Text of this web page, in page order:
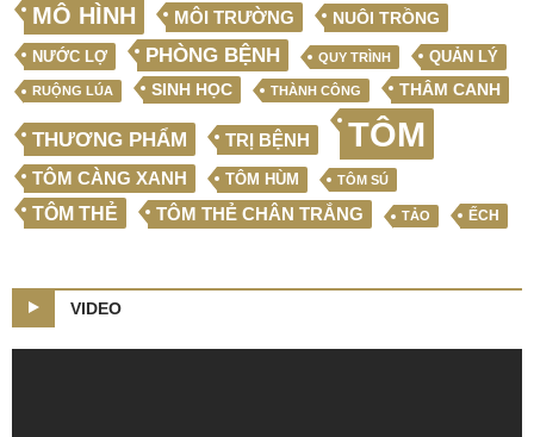
MÔ HÌNH MÔI TRƯỜNG NUÔI TRỒNG
NƯỚC LỢ PHÒNG BỆNH QUY TRÌNH QUẢN LÝ
RUỘNG LÚA SINH HỌC THÀNH CÔNG THÂM CANH
THƯƠNG PHẨM TRỊ BỆNH TÔM
TÔM CÀNG XANH TÔM HÙM TÔM SÚ
TÔM THẺ TÔM THẺ CHÂN TRẮNG TẢO ẾCH
VIDEO